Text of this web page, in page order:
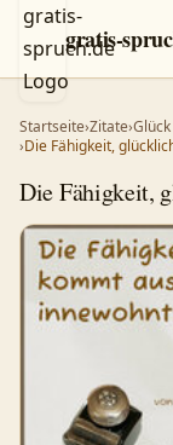
gratis-
Startseite›Zitate›
›Die Fähigkeit,
Die Fähigkeit,